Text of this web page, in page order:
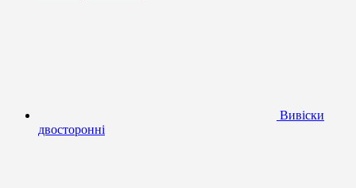
Вивіски
двосторонні